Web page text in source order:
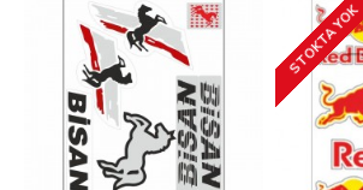
STOKTA YOK